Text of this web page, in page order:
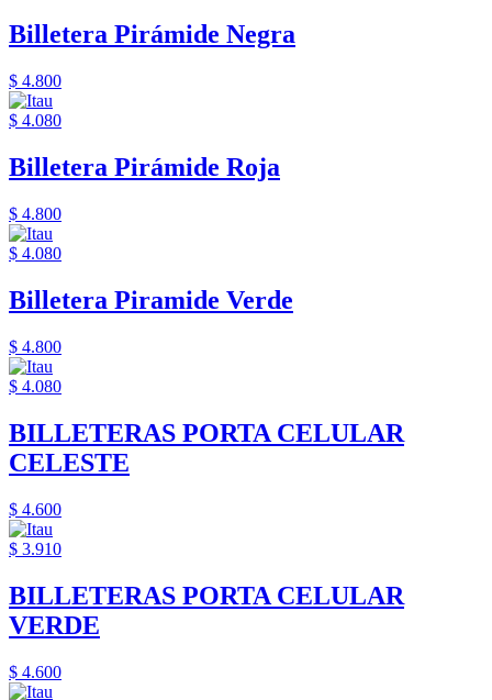
Billetera Pirámide Negra
$ 4.800
$ 4.080
Billetera Pirámide Roja
$ 4.800
$ 4.080
Billetera Piramide Verde
$ 4.800
$ 4.080
BILLETERAS PORTA CELULAR
CELESTE
$ 4.600
$ 3.910
BILLETERAS PORTA CELULAR
VERDE
$ 4.600